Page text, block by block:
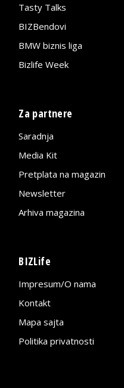
Tasty Talks
BIZBendovi
BMW biznis liga
Bizlife Week
Za partnere
Saradnja
Media Kit
Pretplata na magazin
Newsletter
Arhiva magazina
BIZLife
Impresum/O nama
Kontakt
Mapa sajta
Politika privatnosti